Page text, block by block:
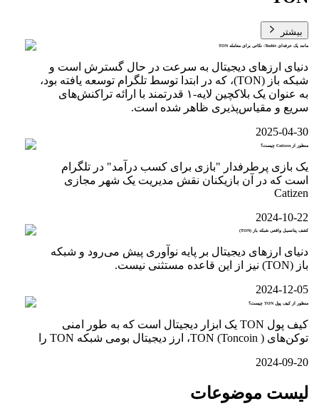
بیشتر
مانند یک حرفه‌ای Toobit: نکاتی برای معامله TON
دنیای ارزهای دیجیتال به سرعت در حال گسترش است و
شبکه باز (TON)، که در ابتدا توسط تلگرام توسعه یافته بود،
به عنوان یک بلاکچین لایه-۱ قدرتمند با ارائه تراکنش‌های
سریع و مقیاس‌پذیری ظاهر شده است.
2025-04-30
منظور از Catizen چیست؟
یک بازی پرطرفدار "بازی برای کسب درآمد" در تلگرام
است که در آن بازیکنان نقش مدیریت یک شهر مجازی
Catizen
2024-10-22
کشف پتانسیل واقعی شبکه باز (TON)
دنیای ارزهای دیجیتال بر پایه نوآوری پیش می‌رود و شبکه
باز (TON) نیز از این قاعده مستثنی نیست.
2024-12-05
منظور از کیف پول TON چیست؟
کیف پول TON یک ابزار دیجیتال است که به طور امنی
توکن‌های TON (Toncoin )، ارز دیجیتال بومی شبکه TON را
2024-09-20
لیست موضوعات